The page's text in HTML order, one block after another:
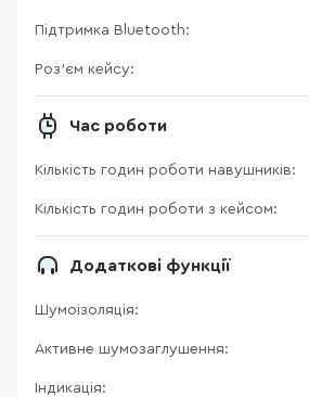
Підтримка Bluetooth:
Роз'єм кейсу:
Час роботи
Кількість годин роботи навушників:
Кількість годин роботи з кейсом:
Додаткові функції
Шумоізоляція:
Активне шумозаглушення:
Індикація: